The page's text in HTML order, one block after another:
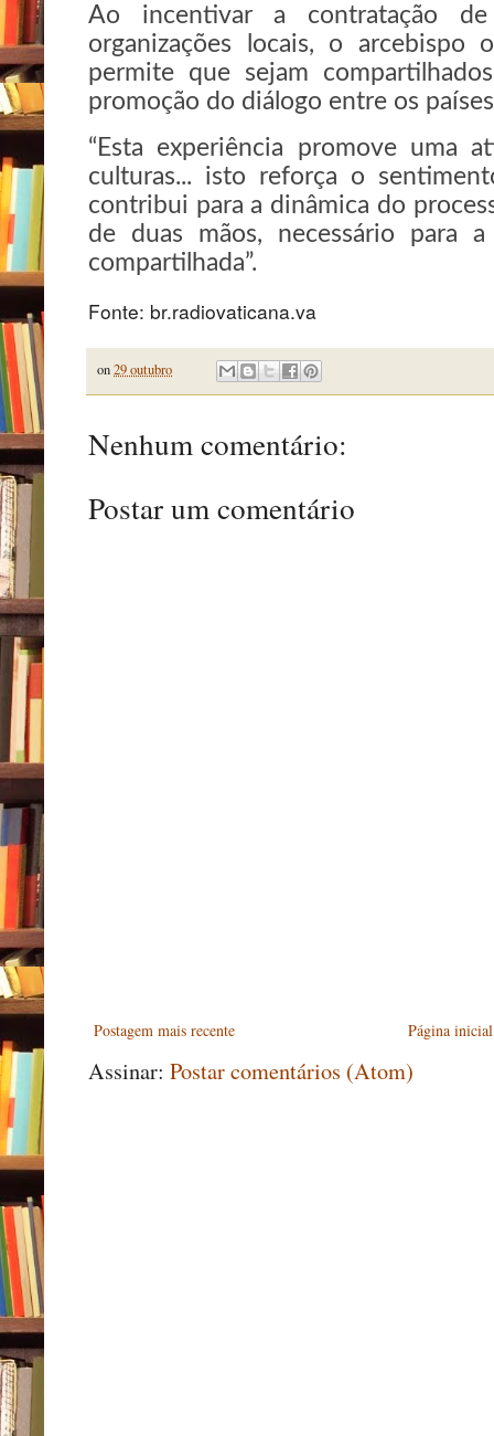
Ao incentivar a contratação
organizações locais, o arcebispo
permite que sejam
promoção do diálogo entre os
“Esta experiência promove uma
culturas... isto reforça o
contribui para a dinâmica do
de duas mãos, necessário para
compartilhada”.
Fonte: br.radiovaticana.va
on29 outubro
Nenhum comentário:
Postar um comentário
Postagem mais recente Página inicial
Assinar: Postar comentários (Atom)